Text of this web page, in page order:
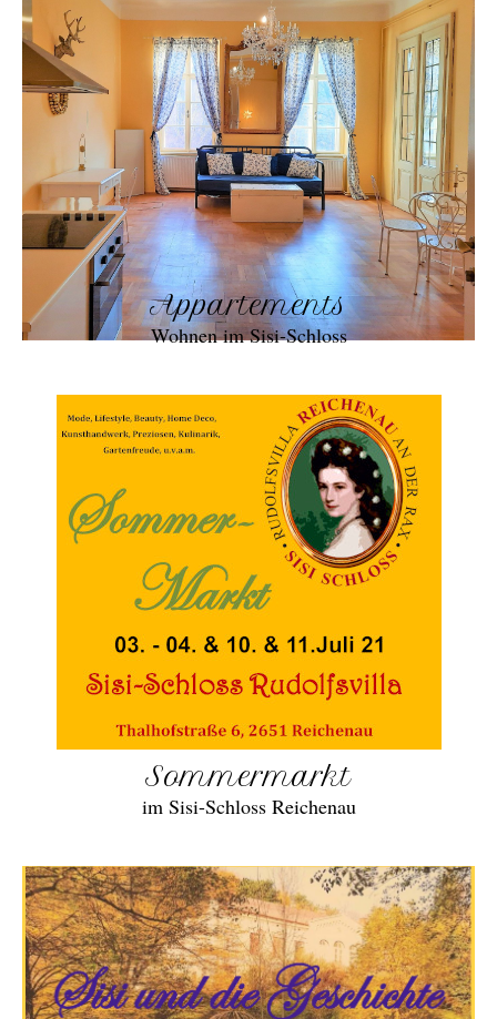
Appartements
Wohnen im Sisi-Schloss
Sommermarkt
im Sisi-Schloss Reichenau